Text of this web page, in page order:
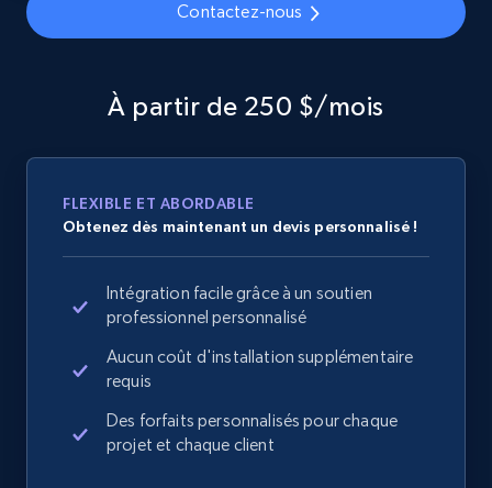
Sku, Product id, Product name, Manufacturer,
and more.
2.1K+ 355+ Commencer
Home Depot US - Discover products by
specified UPC
Sku, Product id, Product name, Manufacturer,
and more.
2.1K+
Contactez-nous
À partir de 250 $/mois
FLEXIBLE ET ABORDABLE
Obtenez dès maintenant un devis personnalisé !
Intégration facile grâce à un soutien
professionnel personnalisé
Aucun coût d'installation supplémentaire
requis
Des forfaits personnalisés pour chaque
projet et chaque client